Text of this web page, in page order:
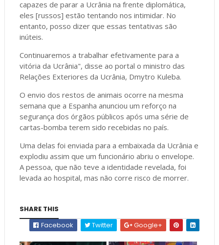
capazes de parar a Ucrânia na frente diplomática,
eles [russos] estão tentando nos intimidar. No
entanto, posso dizer que essas tentativas são
inúteis.
Continuaremos a trabalhar efetivamente para a
vitória da Ucrânia", disse ao portal o ministro das
Relações Exteriores da Ucrânia, Dmytro Kuleba.
O envio dos restos de animais ocorre na mesma
semana que a Espanha anunciou um reforço na
segurança dos órgãos públicos após uma série de
cartas-bomba terem sido recebidas no país.
Uma delas foi enviada para a embaixada da Ucrânia e
explodiu assim que um funcionário abriu o envelope.
A pessoa, que não teve a identidade revelada, foi
levada ao hospital, mas não corre risco de morrer.
SHARE THIS
Facebook
Twitter Google+